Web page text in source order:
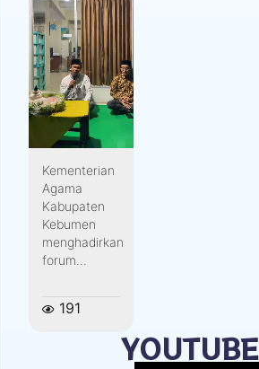
Kementerian
Agama
Kabupaten
Kebumen
menghadirkan
forum...
191
YOUTUBE